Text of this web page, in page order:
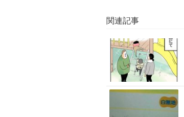
関連記事